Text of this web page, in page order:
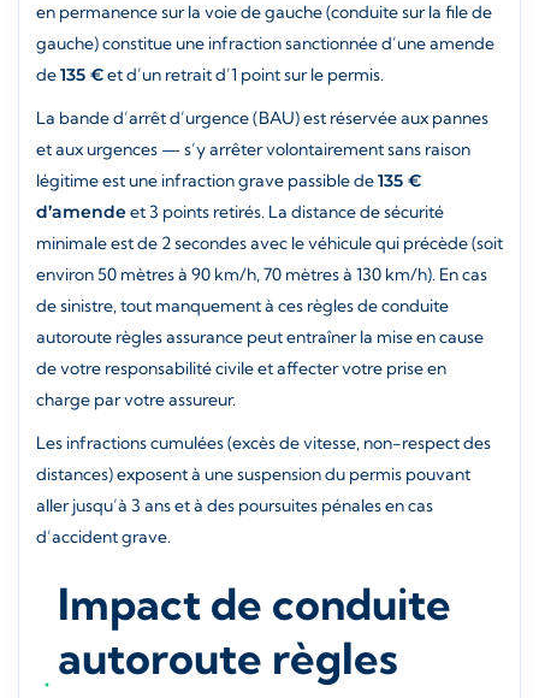
en permanence sur la voie de gauche (conduite sur la file de
gauche) constitue une infraction sanctionnée d’une amende
de135 €et d’un retrait d’1 point sur le permis.
La bande d’arrêt d’urgence (BAU) est réservée aux pannes
et aux urgences — s’y arrêter volontairement sans raison
légitime est une infraction grave passible de135 €
d’amendeet 3 points retirés. La distance de sécurité
minimale est de 2 secondes avec le véhicule qui précède (soit
environ 50 mètres à 90 km/h, 70 mètres à 130 km/h). En cas
de sinistre, tout manquement à ces règles de conduite
autoroute règles assurance peut entraîner la mise en cause
de votre responsabilité civile et affecter votre prise en
charge par votre assureur.
Les infractions cumulées (excès de vitesse, non-respect des
distances) exposent à une suspension du permis pouvant
aller jusqu’à 3 ans et à des poursuites pénales en cas
d’accident grave.
Impact de conduite
autoroute règles